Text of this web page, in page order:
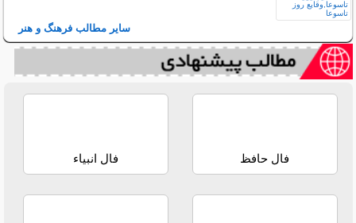
سایر مطالب فرهنگ و هنر
فال حافظ فال انبیاء